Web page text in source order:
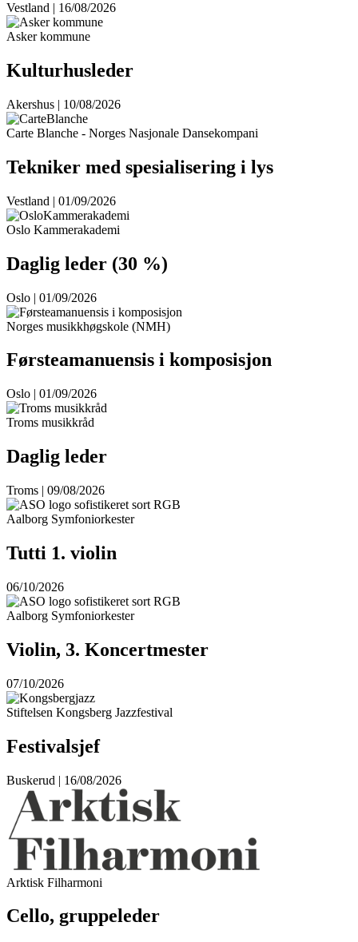
Vestland | 16/08/2026
Asker kommune
Kulturhusleder
Akershus | 10/08/2026
Carte Blanche - Norges Nasjonale Dansekompani
Tekniker med spesialisering i lys
Vestland | 01/09/2026
Oslo Kammerakademi
Daglig leder (30 %)
Oslo | 01/09/2026
Norges musikkhøgskole (NMH)
Førsteamanuensis i komposisjon
Oslo | 01/09/2026
Troms musikkråd
Daglig leder
Troms | 09/08/2026
Aalborg Symfoniorkester
Tutti 1. violin
06/10/2026
Aalborg Symfoniorkester
Violin, 3. Koncertmester
07/10/2026
Stiftelsen Kongsberg Jazzfestival
Festivalsjef
Buskerud | 16/08/2026
Arktisk Filharmoni
Cello, gruppeleder